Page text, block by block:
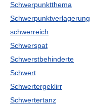
Schwerpunktthema
Schwerpunktverlagerung
schwerreich
Schwerspat
Schwerstbehinderte
Schwert
Schwertergeklirr
Schwertertanz